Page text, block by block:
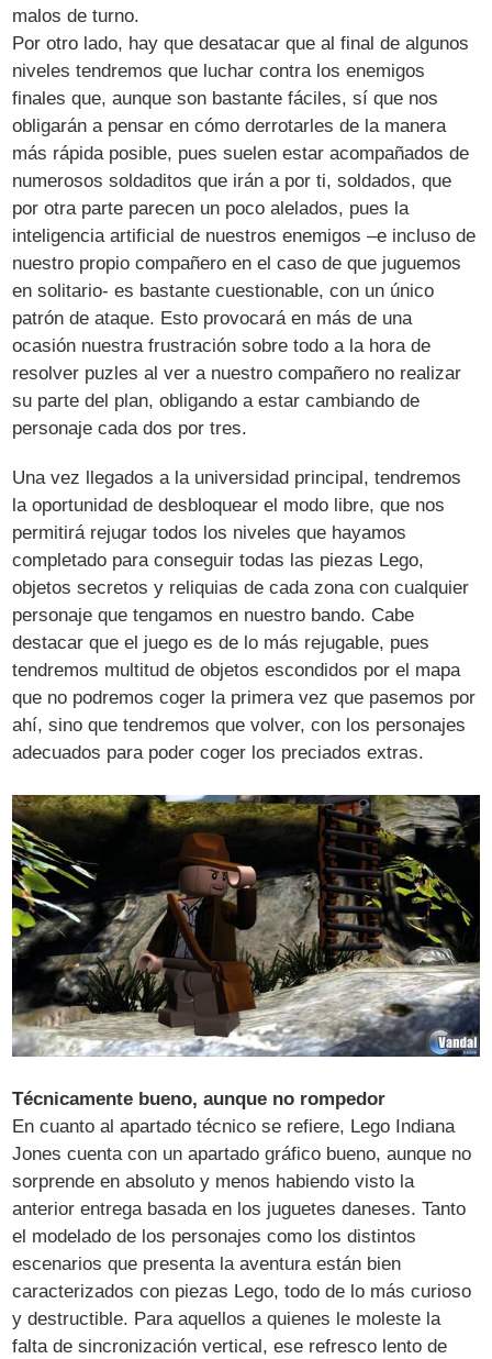
malos de turno.
Por otro lado, hay que desatacar que al final de algunos
niveles tendremos que luchar contra los enemigos
finales que, aunque son bastante fáciles, sí que nos
obligarán a pensar en cómo derrotarles de la manera
más rápida posible, pues suelen estar acompañados de
numerosos soldaditos que irán a por ti, soldados, que
por otra parte parecen un poco alelados, pues la
inteligencia artificial de nuestros enemigos –e incluso de
nuestro propio compañero en el caso de que juguemos
en solitario- es bastante cuestionable, con un único
patrón de ataque. Esto provocará en más de una
ocasión nuestra frustración sobre todo a la hora de
resolver puzles al ver a nuestro compañero no realizar
su parte del plan, obligando a estar cambiando de
personaje cada dos por tres.
Una vez llegados a la universidad principal, tendremos
la oportunidad de desbloquear el modo libre, que nos
permitirá rejugar todos los niveles que hayamos
completado para conseguir todas las piezas Lego,
objetos secretos y reliquias de cada zona con cualquier
personaje que tengamos en nuestro bando. Cabe
destacar que el juego es de lo más rejugable, pues
tendremos multitud de objetos escondidos por el mapa
que no podremos coger la primera vez que pasemos por
ahí, sino que tendremos que volver, con los personajes
adecuados para poder coger los preciados extras.
Técnicamente bueno, aunque no rompedor
En cuanto al apartado técnico se refiere, Lego Indiana
Jones cuenta con un apartado gráfico bueno, aunque no
sorprende en absoluto y menos habiendo visto la
anterior entrega basada en los juguetes daneses. Tanto
el modelado de los personajes como los distintos
escenarios que presenta la aventura están bien
caracterizados con piezas Lego, todo de lo más curioso
y destructible. Para aquellos a quienes le moleste la
falta de sincronización vertical, ese refresco lento de